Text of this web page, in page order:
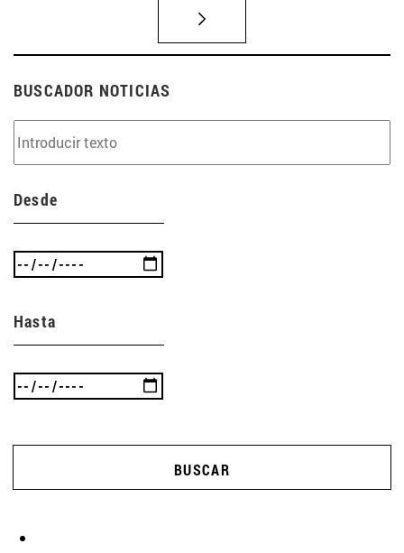
BUSCADOR NOTICIAS
Desde
Hasta
BUSCAR